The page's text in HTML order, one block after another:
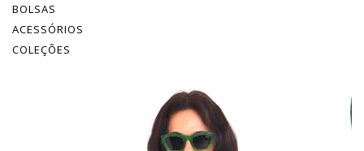
BOLSAS
ACESSÓRIOS
COLEÇÕES